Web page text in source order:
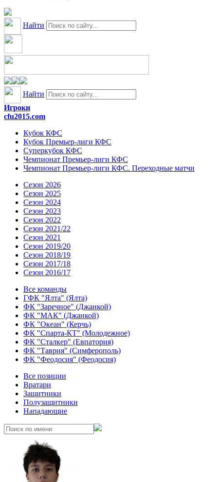
Найти
Найти
Игроки
cfu2015.com
Кубок КФС
Кубок Премьер-лиги КФС
Суперкубок КФС
Чемпионат Премьер-лиги КФС
Чемпионат Премьер-лиги КФС. Переходные матчи
Сезон 2026
Сезон 2025
Сезон 2024
Сезон 2023
Сезон 2022
Сезон 2021/22
Сезон 2021
Сезон 2019/20
Сезон 2018/19
Сезон 2017/18
Сезон 2016/17
Все команды
ГФК "Ялта" (Ялта)
ФК "Заречное" (Джанкой)
ФК "МАК" (Джанкой)
ФК "Океан" (Керчь)
ФК "Спарта-КТ" (Молодежное)
ФК "Сталкер" (Евпатория)
ФК "Таврия" (Симферополь)
ФК "Феодосия" (Феодосия)
Все позиции
Вратари
Защитники
Полузащитники
Нападающие